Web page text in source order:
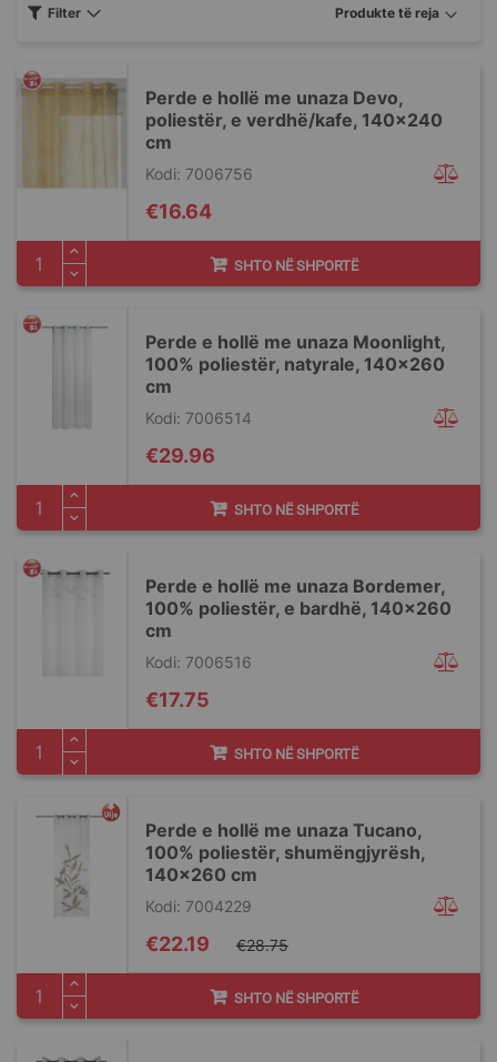
Perde e hollë me unaza Devo,
poliestër, e verdhë/kafe, 140x240
cm
Kodi: 7006756
€16.64
SHTO NË SHPORTË
Perde e hollë me unaza Moonlight,
100% poliestër, natyrale, 140x260
cm
Kodi: 7006514
€29.96
SHTO NË SHPORTË
Perde e hollë me unaza Bordemer,
100% poliestër, e bardhë, 140x260
cm
Kodi: 7006516
€17.75
SHTO NË SHPORTË
Perde e hollë me unaza Tucano,
100% poliestër, shumëngjyrësh,
140x260 cm
Kodi: 7004229
Special
Price
€22.19 €28.75
SHTO NË SHPORTË
Filter